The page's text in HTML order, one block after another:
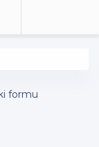
formu